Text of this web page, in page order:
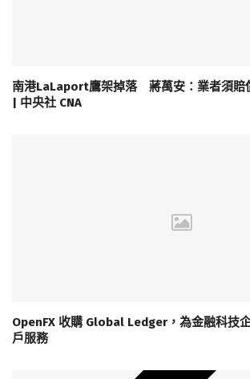
南港LaLaport鷹架掉落 蔣萬安：業者須賠
| 中央社 CNA
OpenFX 收購 Global Ledger，為金融科技
戶服務